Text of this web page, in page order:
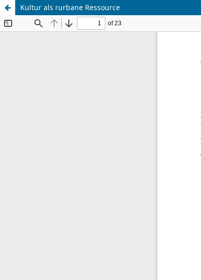
Kultur als rurbane Ressource